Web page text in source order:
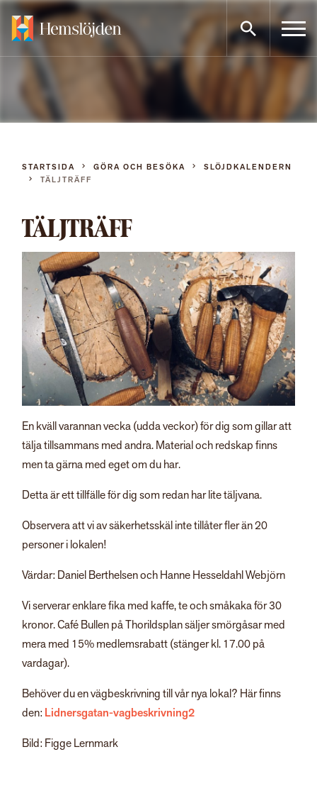
innehållet
STARTSIDA GÖRA OCH BESÖKA
SLÖJDKALENDERN
TÄLJTRÄFF
TÄLJTRÄFF
En kväll varannan vecka (udda veckor) för dig som gillar att
tälja tillsammans med andra. Material och redskap finns
men ta gärna med eget om du har.
Detta är ett tillfälle för dig som redan har lite täljvana.
Observera att vi av säkerhetsskäl inte tillåter fler än 20
personer i lokalen!
Värdar: Daniel Berthelsen och Hanne Hesseldahl Webjörn
Vi serverar enklare fika med kaffe, te och småkaka för 30
kronor. Café Bullen på Thorildsplan säljer smörgåsar med
mera med 15% medlemsrabatt (stänger kl. 17.00 på
vardagar).
Behöver du en vägbeskrivning till vår nya lokal? Här finns
den: Lidnersgatan-vagbeskrivning2
Bild: Figge Lernmark